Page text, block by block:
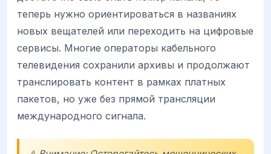
теперь нужно ориентироваться в названиях
новых вещателей или переходить на цифровые
сервисы. Многие операторы кабельного
телевидения сохранили архивы и продолжают
транслировать контент в рамках платных
пакетов, но уже без прямой трансляции
международного сигнала.